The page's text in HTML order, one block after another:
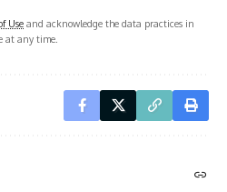
Use and acknowledge the data practices in
at any time.